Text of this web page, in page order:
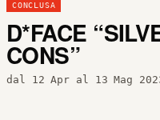
CONCLUSA
D*FACE
CONS”
dal 12 Apr al 13 Mag